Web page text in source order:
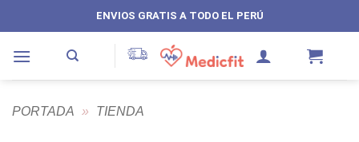
al
contenido
ENVIOS GRATIS A TODO EL PERÚ
PORTADA » TIENDA